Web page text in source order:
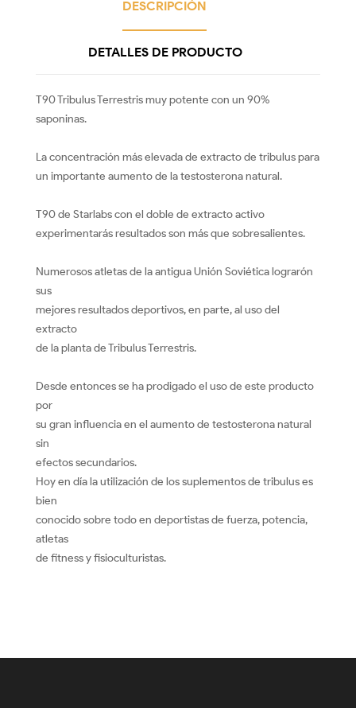
DESCRIPCIÓN
DETALLES DE PRODUCTO
T90 Tribulus Terrestris muy potente con un 90%
saponinas.
La concentración más elevada de extracto de tribulus para
un importante aumento de la testosterona natural.
T90 de Starlabs con el doble de extracto activo
experimentarás resultados son más que sobresalientes.
Numerosos atletas de la antigua Unión Soviética lograrón
sus
mejores resultados deportivos, en parte, al uso del
extracto
de la planta de Tribulus Terrestris.
Desde entonces se ha prodigado el uso de este producto
por
su gran influencia en el aumento de testosterona natural
sin
efectos secundarios.
Hoy en día la utilización de los suplementos de tribulus es
bien
conocido sobre todo en deportistas de fuerza, potencia,
atletas
de fitness y fisioculturistas.